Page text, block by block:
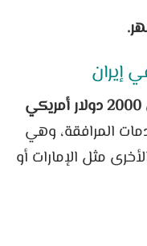
إيران
المرافقة، وهي
مثل الإمارات أو